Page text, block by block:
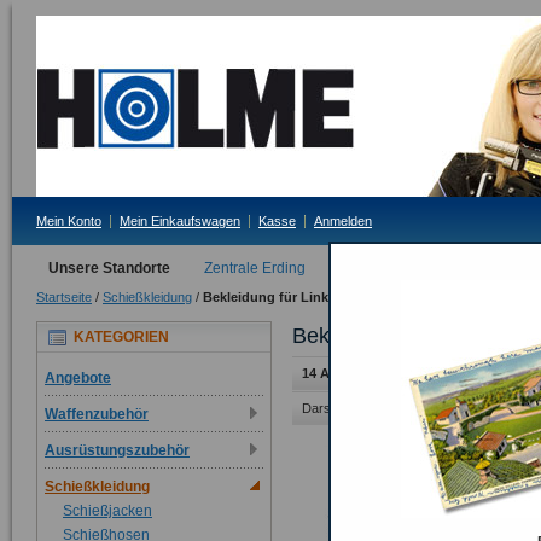
Mein Konto Mein Einkaufswagen Kasse Anmelden
Unsere Standorte Zentrale Erding
Startseite / Schießkleidung / Bekleidung für Linksschützen
Bekleidung für
14 Artikel
Darstellung als: Raster Liste
KATEGORIEN
Angebote
Waffenzubehör
Ausrüstungszubehör
Schießkleidung
Schießjacken
Schießhosen